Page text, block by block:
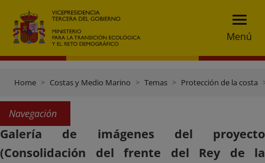
Menú
Home Costas y Medio Marino Temas Protección de la costa
Navegación
Galería de imágenes del proyecto
(Consolidación del frente del Rey de la